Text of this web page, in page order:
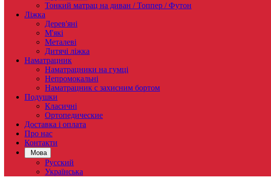
Тонкий матрац на диван / Топпер / Футон
Ліжка
Дерев'яні
М'які
Металеві
Дитячі ліжка
Наматрацник
Наматрацники на гумці
Непромокальні
Наматрацник c захисним бортом
Подушки
Класичні
Ортопедические
Доставка і оплата
Про нас
Контакти
Мова
Русский
Українська